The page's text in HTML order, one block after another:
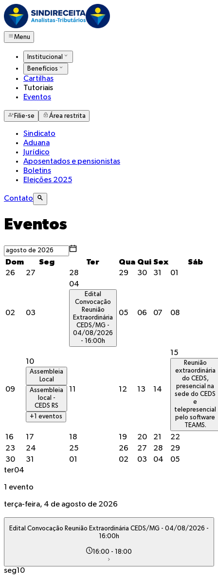
Menu
Institucional
Benefícios
Cartilhas
Tutoriais
Eventos
Filie-se Área restrita
Sindicato
Aduana
Jurídico
Aposentados e pensionistas
Boletins
Eleições 2025
Contato
Eventos
Dom Seg Ter Qua Qui Sex
Sáb
26
27 28 29 30 31 01
02 03
04
Edital
Convocação
Reunião
Extraordinária
CEDS/MG -
04/08/2026
- 16:00h
05 06 07 08
09
10
Assembleia
Local
Assembleia
local -
CEDS RS
+1 eventos
11 12 13 14
15
Reunião
extraordinária
do CEDS,
presencial na
sede do CEDS
e
telepresencial
pelo software
TEAMS.
16 17 18 19 20 21
22
23
24 25 26 27 28
29
30
31 01 02 03 04
05
ter04
1 evento
terça-feira, 4 de agosto de 2026
Edital Convocação Reunião Extraordinária CEDS/MG - 04/08/2026 -
16:00h
16:00 - 18:00
seg10